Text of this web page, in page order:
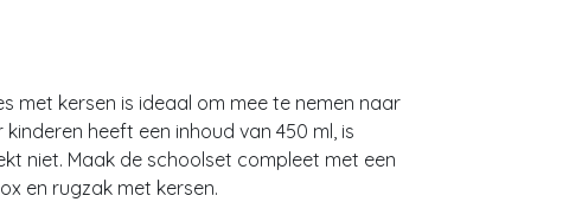
met kersen is ideaal om mee te nemen naar
heeft een inhoud van 450 ml, is
niet. Maak de schoolset compleet met een
en rugzak met kersen.